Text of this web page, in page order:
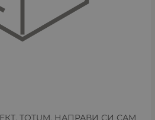
TOTUM, НАПРАВИ СИ САМ